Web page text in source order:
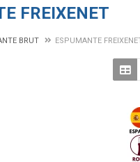
FREIXENET
BRUT ESPUMANTE